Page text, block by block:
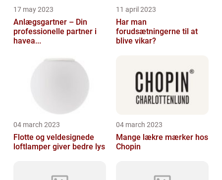
17 may 2023
Anlægsgartner – Din
professionelle partner i
havea...
11 april 2023
Har man
forudsætningerne til at
blive vikar?
04 march 2023
Flotte og veldesignede
loftlamper giver bedre lys
04 march 2023
Mange lækre mærker hos
Chopin